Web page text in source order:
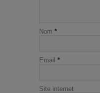
Nom *
Email *
Site internet